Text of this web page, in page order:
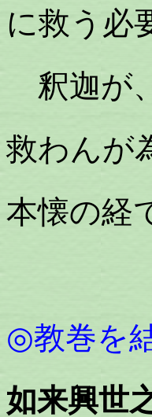
に救う必
釈迦が
救わんが
本懐の経
◎教巻を
如来興世